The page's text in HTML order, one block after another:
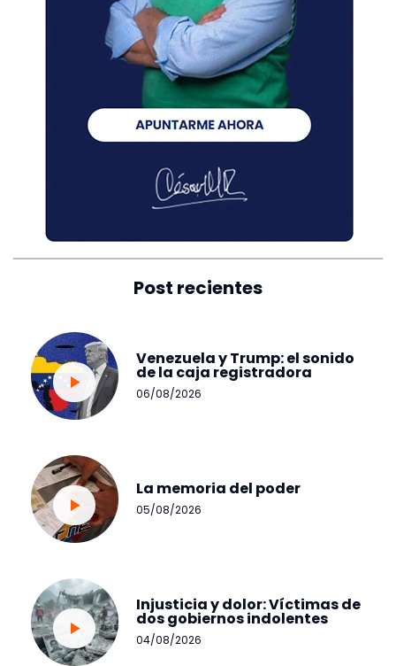
Post recientes
Venezuela y Trump: el sonido
de la caja registradora
06/08/2026
La memoria del poder
05/08/2026
Injusticia y dolor: Víctimas de
dos gobiernos indolentes
04/08/2026